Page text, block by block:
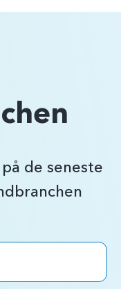
de seneste